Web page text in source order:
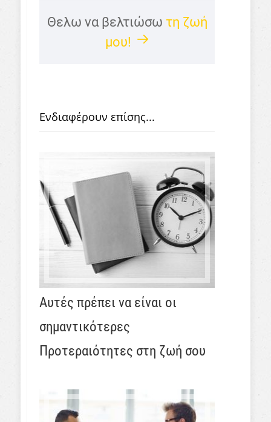
Θελω να βελτιώσω τη ζωή
μου!
Ενδιαφέρουν επίσης...
Αυτές πρέπει να είναι οι
σημαντικότερες
Προτεραιότητες στη ζωή σου